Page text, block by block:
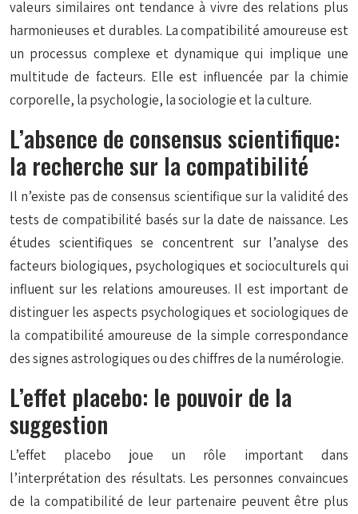
valeurs similaires ont tendance à vivre des relations plus
harmonieuses et durables. La compatibilité amoureuse est
un processus complexe et dynamique qui implique une
multitude de facteurs. Elle est influencée par la chimie
corporelle, la psychologie, la sociologie et la culture.
L’absence de consensus scientifique:
la recherche sur la compatibilité
Il n’existe pas de consensus scientifique sur la validité des
tests de compatibilité basés sur la date de naissance. Les
études scientifiques se concentrent sur l’analyse des
facteurs biologiques, psychologiques et socioculturels qui
influent sur les relations amoureuses. Il est important de
distinguer les aspects psychologiques et sociologiques de
la compatibilité amoureuse de la simple correspondance
des signes astrologiques ou des chiffres de la numérologie.
L’effet placebo: le pouvoir de la
suggestion
L’effet placebo joue un rôle important dans
l’interprétation des résultats. Les personnes convaincues
de la compatibilité de leur partenaire peuvent être plus